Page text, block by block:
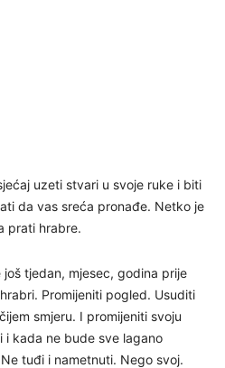
uzeti stvari u svoje ruke i biti
da vas sreća pronađe. Netko je
prati hrabre.
tjedan, mjesec, godina prije
Promijeniti pogled. Usuditi
smjeru. I promijeniti svoju
i kada ne bude sve lagano
tuđi i nametnuti. Nego svoj.